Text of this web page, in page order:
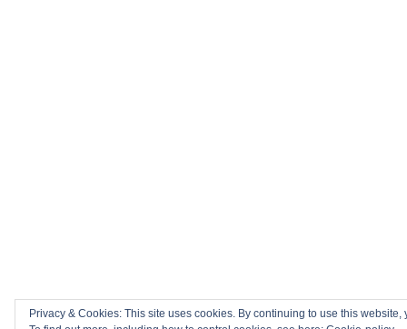
Privacy & Cookies: This site uses cookies. By continuing to use this website,